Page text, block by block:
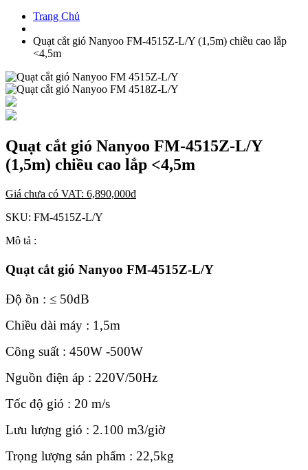
Trang Chủ
Quạt cắt gió Nanyoo FM-4515Z-L/Y (1,5m) chiều cao lắp
<4,5m
Quạt cắt gió Nanyoo FM-4515Z-L/Y
(1,5m) chiều cao lắp <4,5m
Giá chưa có VAT: 6,890,000đ
SKU: FM-4515Z-L/Y
Mô tả :
Quạt cắt gió Nanyoo FM-4515Z-L/Y
Độ ồn : ≤ 50dB
Chiều dài máy : 1,5m
Công suất : 450W -500W
Nguồn điện áp : 220V/50Hz
Tốc độ gió : 20 m/s
Lưu lượng gió : 2.100 m3/giờ
Trọng lượng sản phẩm : 22,5kg